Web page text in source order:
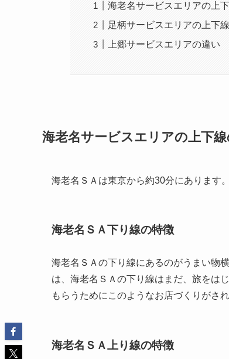
海老名サービスエリアの上
足柄サービスエリアの上下
上郷サービスエリアの違い
海老名サービスエリアの上下
海老名ＳＡは東京から約30分にあります。
海老名ＳＡ下り線の特徴
海老名ＳＡの下り線にあるのがうまい物
は、海老名ＳＡの下り線はまだ、旅をは
もらうためにこのようなお店づくりがされ
海老名ＳＡ上り線の特徴